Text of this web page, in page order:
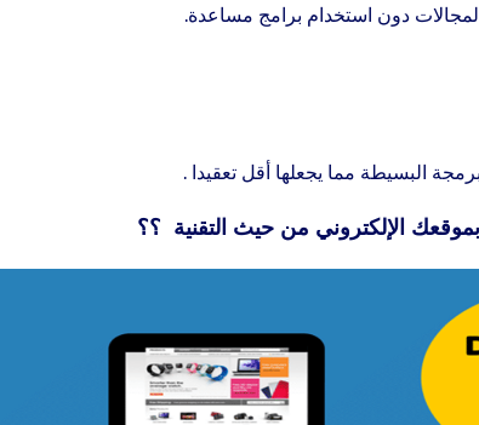
المجالات دون استخدام برامج مساعدة.
البسيطة مما يجعلها أقل تعقيدا .
الإلكتروني من حيث التقنية ؟؟